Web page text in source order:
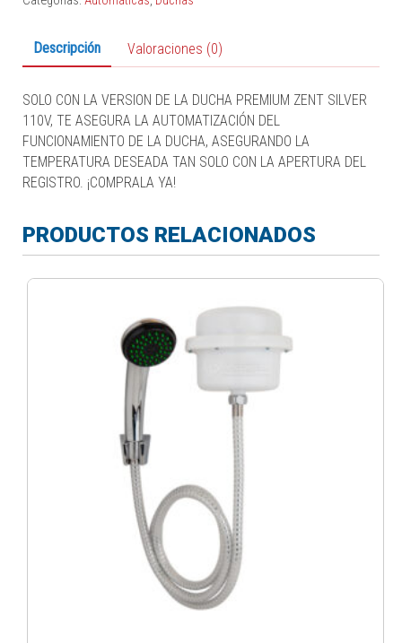
Descripción Valoraciones (0)
SOLO CON LA VERSION DE LA DUCHA PREMIUM ZENT SILVER
110V, TE ASEGURA LA AUTOMATIZACIÓN DEL
FUNCIONAMIENTO DE LA DUCHA, ASEGURANDO LA
TEMPERATURA DESEADA TAN SOLO CON LA APERTURA DEL
REGISTRO. ¡COMPRALA YA!
PRODUCTOS RELACIONADOS